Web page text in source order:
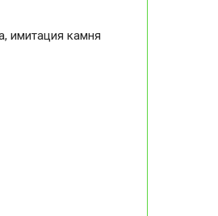
имитация камня